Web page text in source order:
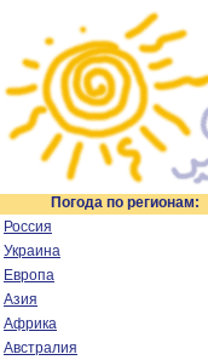
Погода по регионам:
Россия
Украина
Европа
Азия
Африка
Австралия